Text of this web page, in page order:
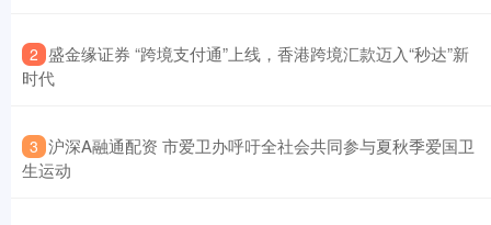
2 ​盛金缘证券 “跨境支付通”上线，香港跨境汇款迈入“秒达”新
时代
3 ​沪深A融通配资 市爱卫办呼吁全社会共同参与夏秋季爱国卫
生运动